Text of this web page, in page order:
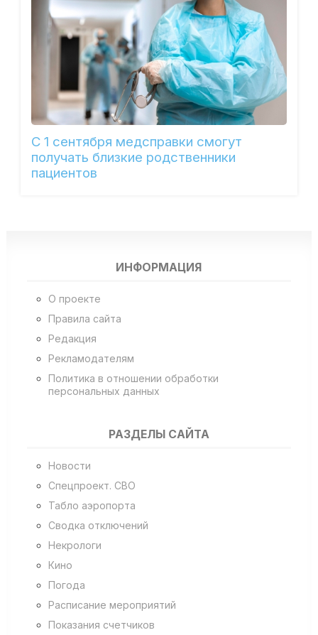
С 1 сентября медсправки смогут
получать близкие родственники
пациентов
ИНФОРМАЦИЯ
О проекте
Правила сайта
Редакция
Рекламодателям
Политика в отношении обработки
персональных данных
РАЗДЕЛЫ САЙТА
Новости
Спецпроект. СВО
Табло аэропорта
Сводка отключений
Некрологи
Кино
Погода
Расписание мероприятий
Показания счетчиков